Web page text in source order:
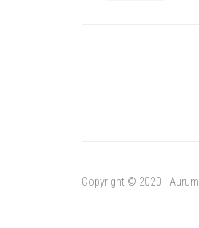
Copyright © 2020 - Aurum